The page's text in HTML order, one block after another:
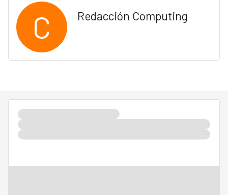
C Redacción Computing